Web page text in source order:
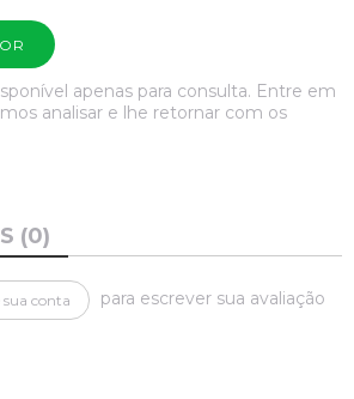
apenas para consulta. Entre em
analisar e lhe retornar com os
(0)
sua conta
para escrever sua avaliação